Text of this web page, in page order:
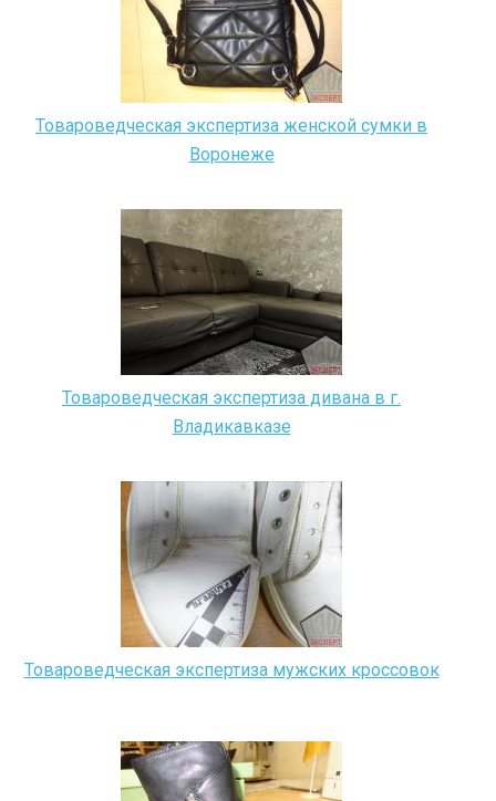
Товароведческая экспертиза женской сумки в
Воронеже
Товароведческая экспертиза дивана в г.
Владикавказе
Товароведческая экспертиза мужских кроссовок